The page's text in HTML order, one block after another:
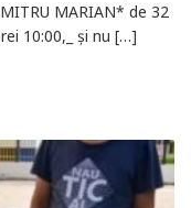
MARIAN* de 32
10:00,_ și nu […]